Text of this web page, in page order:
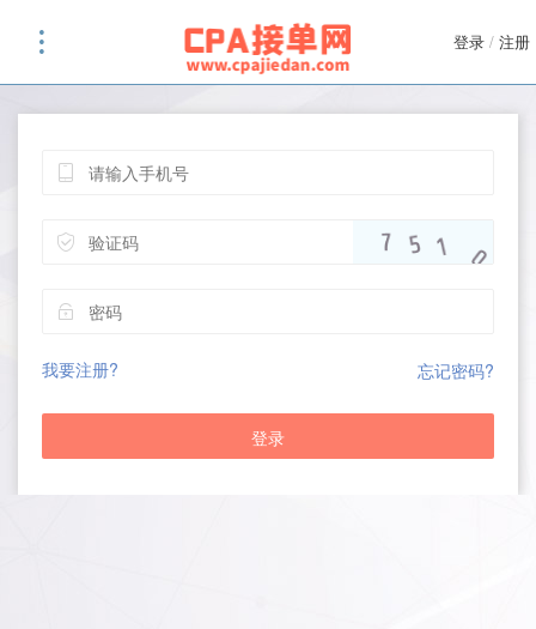
登录 / 注册
我要注册? 忘记密码?
登录